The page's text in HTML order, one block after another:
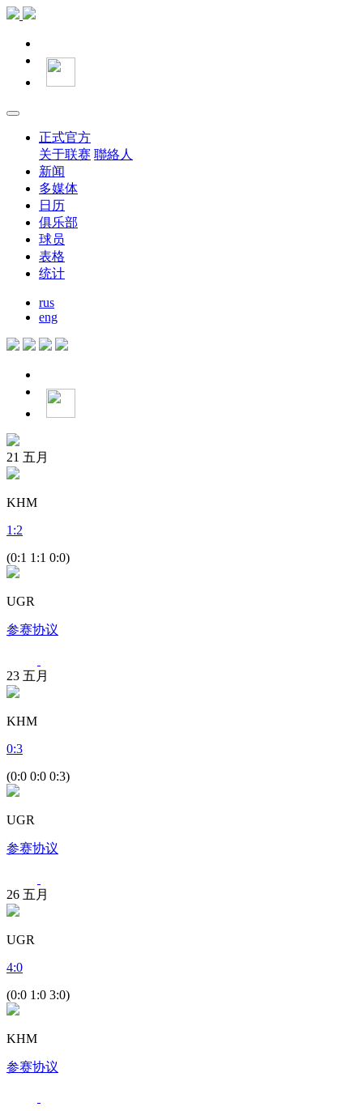
正式官方
关于联赛 聯絡人
新闻
多媒体
日历
俱乐部
球员
表格
统计
rus
eng
21 五月
KHM
1 :2
(0:1 1:1 0:0)
UGR
参赛协议
23 五月
KHM
0:3
(0:0 0:0 0:3)
UGR
参赛协议
26 五月
UGR
4:0
(0:0 1:0 3:0)
KHM
参赛协议